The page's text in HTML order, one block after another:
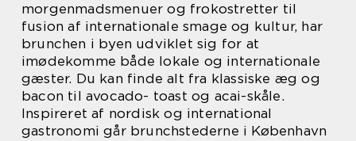
morgenmadsmenuer og frokostretter til
fusion af internationale smage og kultur, har
brunchen i byen udviklet sig for at
imødekomme både lokale og internationale
gæster. Du kan finde alt fra klassiske æg og
bacon til avocado- toast og acai-skåle.
Inspireret af nordisk og international
gastronomi går brunchstederne i København